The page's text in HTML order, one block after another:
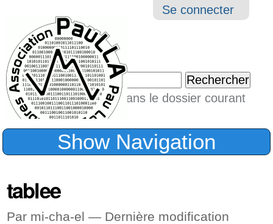
Outils
Se connecter
Chercher par
Seulement dans le dossier courant
Recherche
Show Navigation
tablee
Par mi-cha-el — Dernière modification